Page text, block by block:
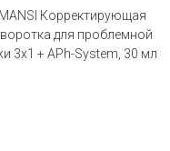
Корректирующая
для проблемной
3х1 + APh-System, 30 мл